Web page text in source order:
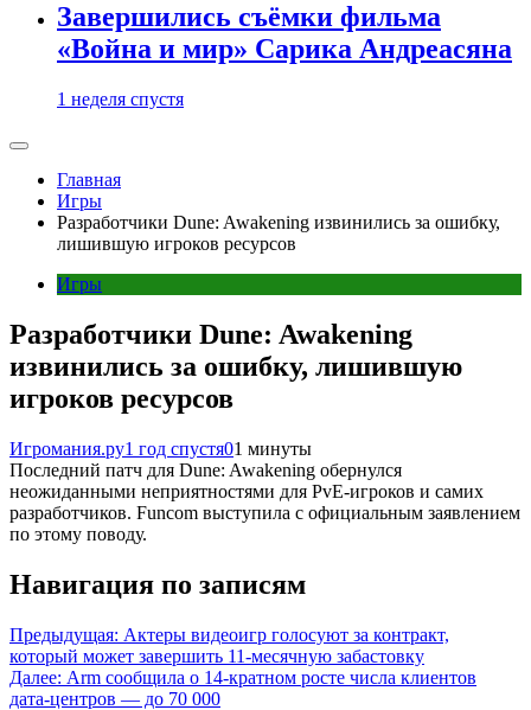
Завершились съёмки фильма
«Война и мир» Сарика Андреасяна
1 неделя спустя
Главная
Игры
Разработчики Dune: Awakening извинились за ошибку,
лишившую игроков ресурсов
Игры
Разработчики Dune: Awakening
извинились за ошибку, лишившую
игроков ресурсов
Игромания.ру1 год спустя01 минуты
Последний патч для Dune: Awakening обернулся
неожиданными неприятностями для PvE-игроков и самих
разработчиков. Funcom выступила с официальным заявлением
по этому поводу.
Навигация по записям
Предыдущая: Актеры видеоигр голосуют за контракт,
который может завершить 11‑месячную забастовку
Далее: Arm сообщила о 14‑кратном росте числа клиентов
дата‑центров — до 70 000